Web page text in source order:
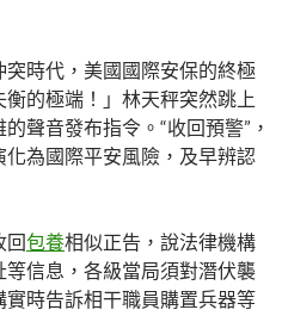
時代，美國國際安保的終極
的極端！」林天秤突然跳上
聲音發布指令。“收回預警”，
為國際平安風險，及早辨認
回包養相似正告，說法律機構
信息，各級當局須對潛伏襲
時告訴相干職員購置兵器等